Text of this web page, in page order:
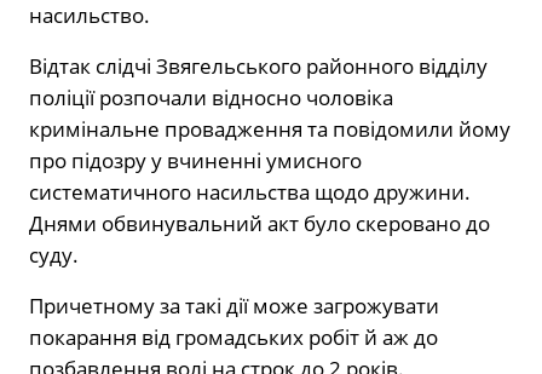
насильство.
Відтак слідчі Звягельського районного відділу
поліції розпочали відносно чоловіка
кримінальне провадження та повідомили йому
про підозру у вчиненні умисного
систематичного насильства щодо дружини.
Днями обвинувальний акт було скеровано до
суду.
Причетному за такі дії може загрожувати
покарання від громадських робіт й аж до